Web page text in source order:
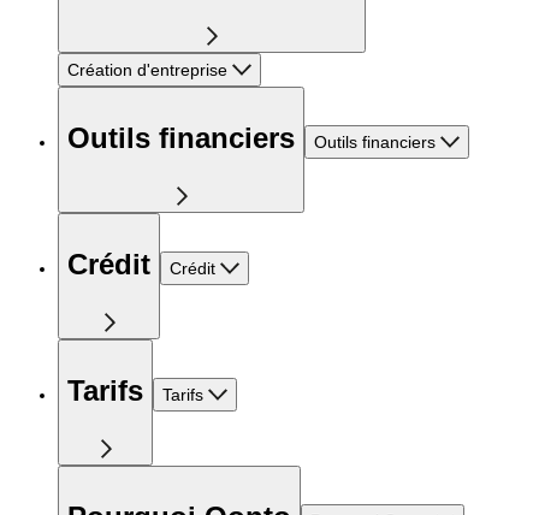
Création d'entreprise
Outils financiers Outils financiers
Crédit Crédit
Tarifs Tarifs